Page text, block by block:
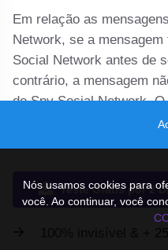
Em relação as
Network, se a
Social Network antes de
contrário, a mensagem
do Spy Social Network.
internet do celular
Teste Grátis por 2
Nós usamos cookies para
você. Ao continuar, você